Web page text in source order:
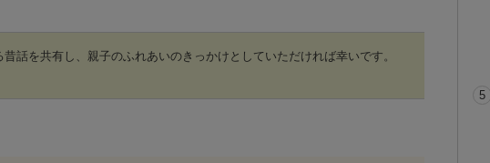
話を共有し、親子のふれあいのきっかけとしていただければ幸いです。
5